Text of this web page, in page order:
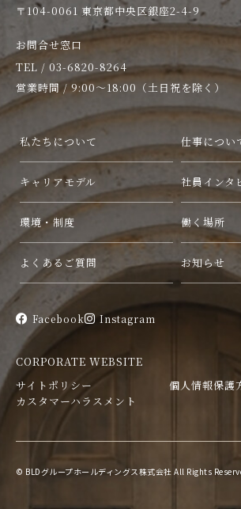
〒104-0061 東京都中央区銀座2-4-9
お問合せ窓口
TEL / 03-6820-8264
営業時間 / 9:00〜18:00（土日祝を除く）
私たちについて 仕事につい
キャリアモデル 社員インタ
環境・制度 働く場所
よくあるご質問 お知らせ
Facebook Instagram
CORPORATE WEBSITE
サイトポリシー
個人情報保護
カスタマーハラスメント
© BLDグループホールディングス株式会社 All Rights